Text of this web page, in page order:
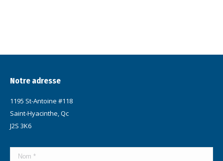
Notre adresse
1195 St-Antoine #118
Saint-Hyacinthe, Qc
J2S 3K6
Nom *